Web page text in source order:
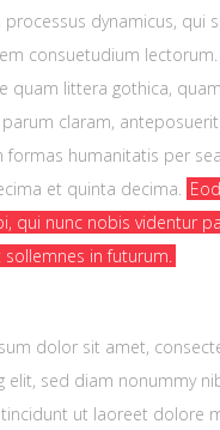
processus dynamicus, qui
consuetudium
quam littera gothica,
claram, anteposuerit
formas humanitatis per
et quinta decima.
qui nunc nobis videntur
sollemnes in futurum.
dolor sit amet,
elit, sed diam nonummy
ut laoreet dolore